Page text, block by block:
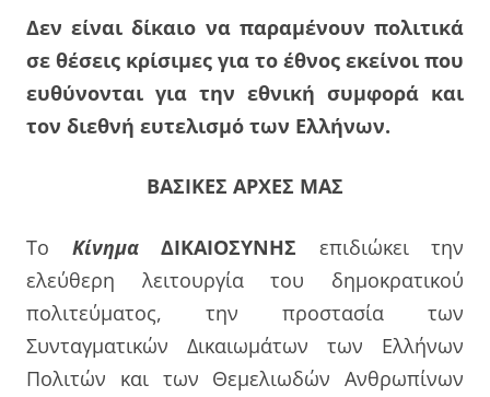
Δεν είναι δίκαιο να παραμένουν πολιτικά
σε θέσεις κρίσιμες για το έθνος εκείνοι που
ευθύνονται για την εθνική συμφορά και
τον διεθνή ευτελισμό των Ελλήνων.
ΒΑΣΙΚΕΣ ΑΡΧΕΣ ΜΑΣ
Το ΚίνημαΔΙΚΑΙΟΣΥΝΗΣ επιδιώκει την
ελεύθερη λειτουργία του δημοκρατικού
πολιτεύματος, την προστασία των
Συνταγματικών Δικαιωμάτων των Ελλήνων
Πολιτών και των Θεμελιωδών Ανθρωπίνων